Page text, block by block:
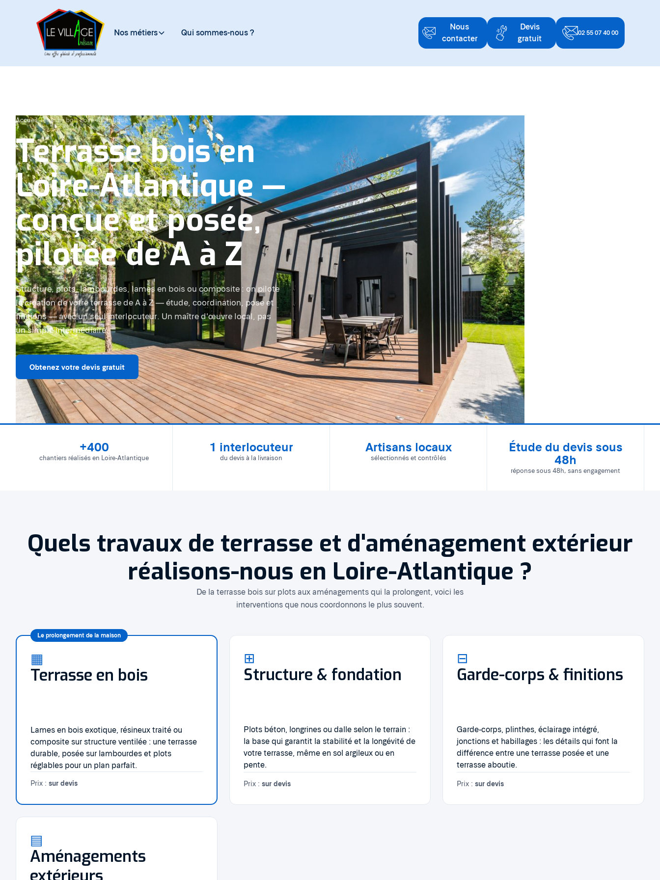
Nos métiers Qui sommes-nous ?
Nous
contacter
Devis
gratuit
02 55 07 40 00
Accueil/Terrasse bois Loire-Atlantique
Terrasse bois en
Loire-Atlantique —
conçue et posée,
pilotée de A à Z
Structure, plots, lambourdes, lames en bois ou composite : on pilote
la création de votre terrasse de A à Z — étude, coordination, pose et
finitions — avec un seul interlocuteur. Un maître d'œuvre local, pas
un simple intermédiaire.
Obtenez votre devis gratuit
+400
chantiers réalisés en Loire-Atlantique
1 interlocuteur
du devis à la livraison
Artisans locaux
sélectionnés et contrôlés
Étude du devis sous
48h
réponse sous 48h, sans engagement
Quels travaux de terrasse et d'aménagement extérieur
réalisons-nous en Loire-Atlantique ?
De la terrasse bois sur plots aux aménagements qui la prolongent, voici les
interventions que nous coordonnons le plus souvent.
Le prolongement de la maison
▦
Terrasse en bois
Lames en bois exotique, résineux traité ou
composite sur structure ventilée : une terrasse
durable, posée sur lambourdes et plots
réglables pour un plan parfait.
Prix : sur devis
⊞
Structure & fondation
Plots béton, longrines ou dalle selon le terrain :
la base qui garantit la stabilité et la longévité de
votre terrasse, même en sol argileux ou en
pente.
Prix : sur devis
⊟
Garde-corps & finitions
Garde-corps, plinthes, éclairage intégré,
jonctions et habillages : les détails qui font la
différence entre une terrasse posée et une
terrasse aboutie.
Prix :sur devis
▤
Aménagements